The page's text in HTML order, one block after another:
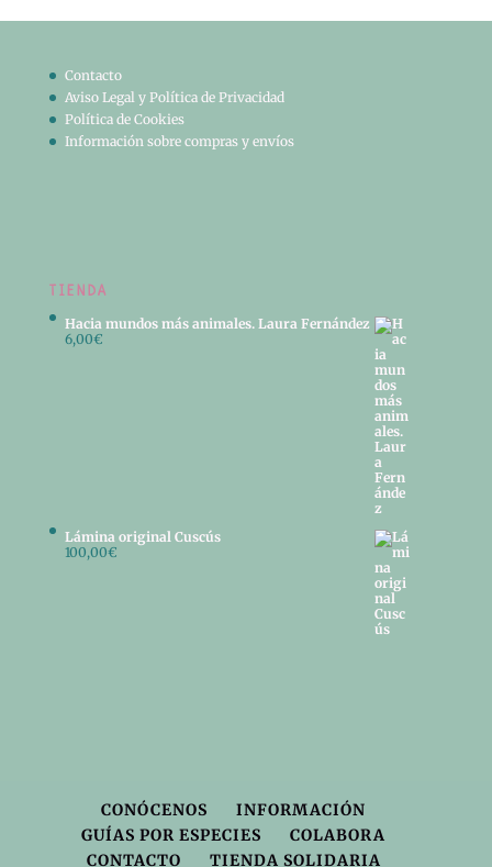
Contacto
Aviso Legal y Política de Privacidad
Política de Cookies
Información sobre compras y envíos
TIENDA
Hacia mundos más animales. Laura Fernández
6,00€
Lámina original Cuscús
100,00€
CONÓCENOS
INFORMACIÓN
GUÍAS POR ESPECIES
COLABORA
CONTACTO
TIENDA SOLIDARIA